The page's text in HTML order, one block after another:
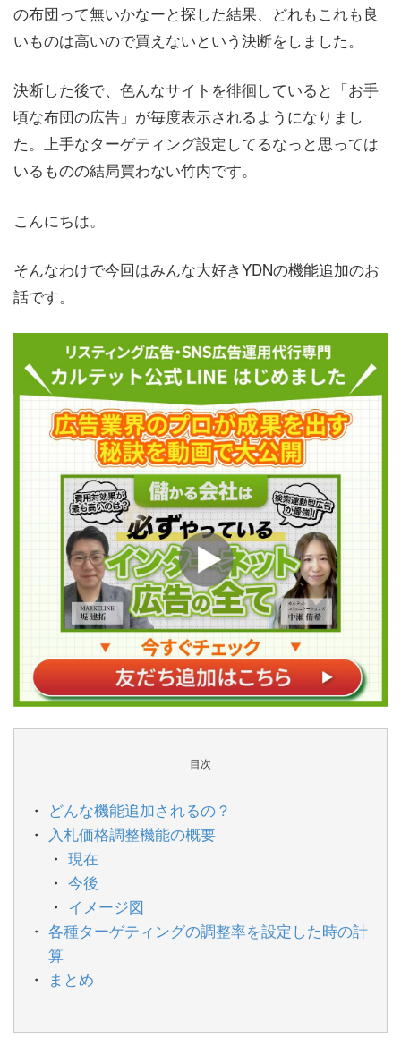
の布団って無いかなーと探した結果、どれもこれも良
いものは高いので買えないという決断をしました。
決断した後で、色んなサイトを徘徊していると「お手
頃な布団の広告」が毎度表示されるようになりまし
た。上手なターゲティング設定してるなっと思っては
いるものの結局買わない竹内です。
こんにちは。
そんなわけで今回はみんな大好きYDNの機能追加のお
話です。
目次
どんな機能追加されるの？
入札価格調整機能の概要
現在
今後
イメージ図
各種ターゲティングの調整率を設定した時の計
算
まとめ